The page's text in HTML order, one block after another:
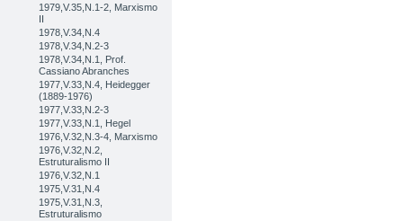
1979,V.35,N.1-2, Marxismo
II
1978,V.34,N.4
1978,V.34,N.2-3
1978,V.34,N.1, Prof.
Cassiano Abranches
1977,V.33,N.4, Heidegger
(1889-1976)
1977,V.33,N.2-3
1977,V.33,N.1, Hegel
1976,V.32,N.3-4, Marxismo
1976,V.32,N.2,
Estruturalismo II
1976,V.32,N.1
1975,V.31,N.4
1975,V.31,N.3,
Estruturalismo